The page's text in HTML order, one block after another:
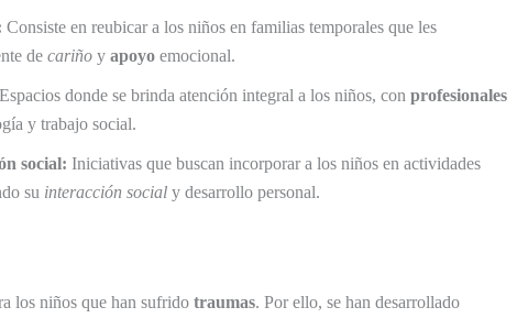
Consiste en reubicar a los niños en familias temporales que les
de cariño y apoyo emocional.
Espacios donde se brinda atención integral a los niños, con profesionales
y trabajo social.
social: Iniciativas que buscan incorporar a los niños en actividades
su interacción social y desarrollo personal.
los niños que han sufrido traumas. Por ello, se han desarrollado